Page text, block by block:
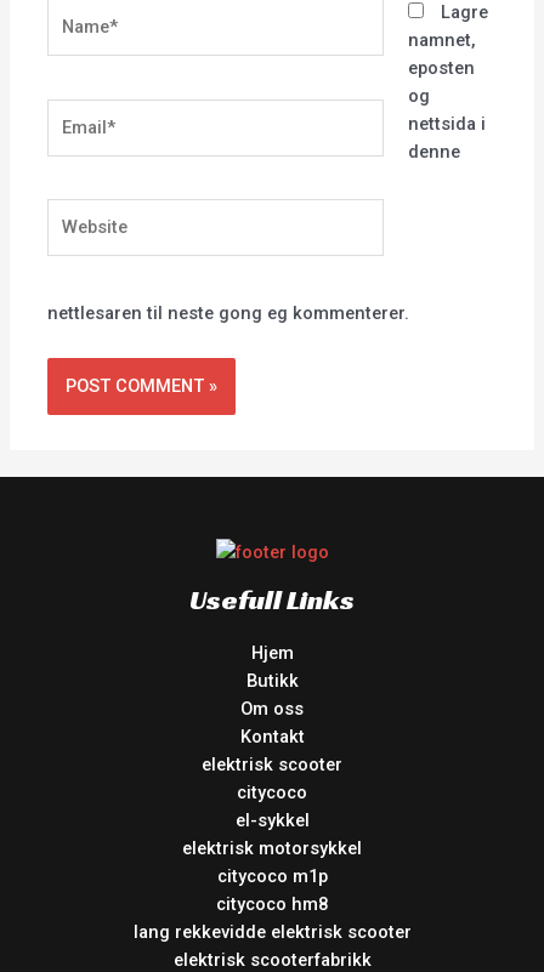
Lagre
namnet,
eposten
og
nettsida i
denne
nettlesaren til neste gong eg kommenterer.
Usefull Links
Hjem
Butikk
Om oss
Kontakt
elektrisk scooter
citycoco
el-sykkel
elektrisk motorsykkel
citycoco m1p
citycoco hm8
lang rekkevidde elektrisk scooter
elektrisk scooterfabrikk